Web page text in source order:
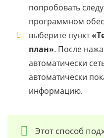
попробовать
программном
выберите пункт
план». После
автоматически
автоматически
информацию.
Этот способ